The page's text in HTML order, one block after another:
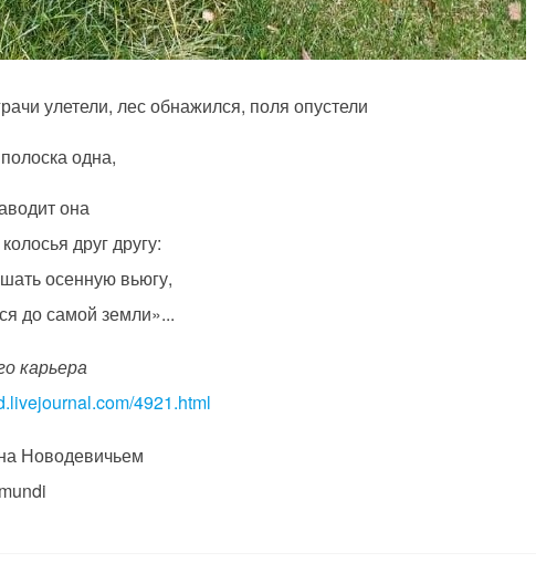
улетели, лес обнажился, поля опустели
одна,
она
друг другу:
осенную вьюгу,
до самой земли»...
карьера
4921.html
Новодевичьем